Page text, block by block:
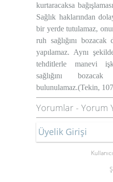
kurtaracaksa
Sağlık haklarından
bir yerde tutulamaz,
ruh sağlığını
yapılamaz. Aynı
tehditlerle manevi
sağlığını
bulunulamaz.(Tekin,
Yorumlar - Yorum
Üyelik Girişi